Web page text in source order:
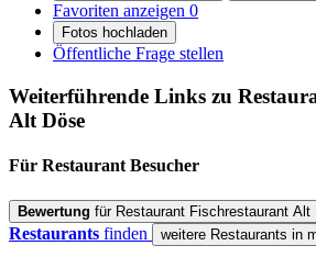
Favoriten anzeigen 0
Fotos hochladen
Öffentliche Frage stellen
Weiterführende Links zu
Alt Döse
Für Restaurant Besucher
Bewertung für Restaurant Fischrestaurant Alt
Restaurants finden weitere Restaurants in